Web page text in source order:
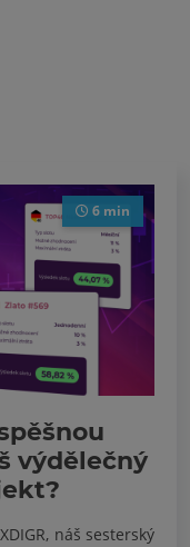
6 min
výdělečný
náš sesterský